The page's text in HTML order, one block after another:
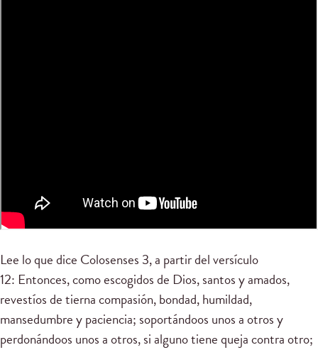
Lee lo que dice Colosenses 3, a partir del versículo
12: Entonces, como escogidos de Dios, santos y amados,
revestíos de tierna compasión, bondad, humildad,
mansedumbre y paciencia; soportándoos unos a otros y
perdonándoos unos a otros, si alguno tiene queja contra otro;